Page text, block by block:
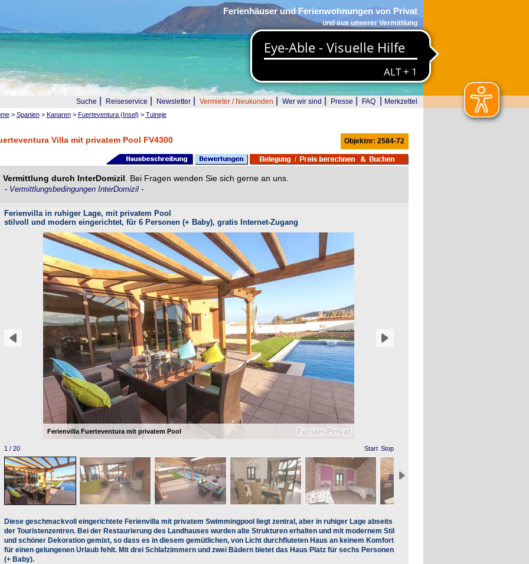
Ferienhäuser und Ferienwohnungen von Privat
und aus unserer Vermittlung
Suche Reiseservice Newsletter| Vermieter / Neukunden Wer wir sind Presse FAQ Merkzettel
> Spanien> Kanaren> Fuerteventura (Insel) > Tuineje
Villa mit privatem Pool FV4300 Objektnr: 2584-72
Vermittlung durch InterDomizil . Bei Fragen wenden Sie sich gerne an uns.
- Vermittlungsbedingungen InterDomizil -
Ferienvilla in ruhiger Lage, mit privatem Pool
stilvoll und modern eingerichtet, für 6 Personen (+ Baby), gratis Internet-Zugang
Ferienvilla Fuerteventura mit privatem Pool
1 / 20 Start Stop
Diese geschmackvoll eingerichtete Ferienvilla mit privatem Swimmingpool liegt zentral, aber in ruhiger Lage abseits
der Touristenzentren. Bei der Restaurierung des Landhauses wurden alte Strukturen erhalten und mit modernem Stil
und schöner Dekoration gemixt, so dass es in diesem gemütlichen, von Licht durchfluteten Haus an keinem Komfort
für einen gelungenen Urlaub fehlt. Mit drei Schlafzimmern und zwei Bädern bietet das Haus Platz für sechs Personen
(+ Baby).